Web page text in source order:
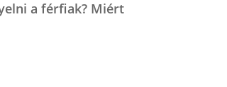
a férfiak? Miért